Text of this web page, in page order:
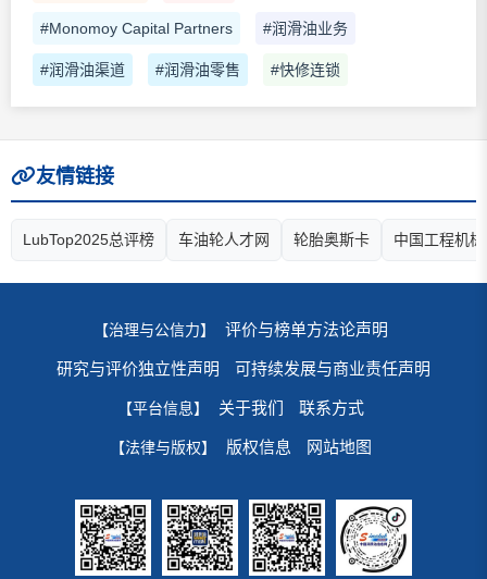
#Monomoy Capital Partners #润滑油业务
#润滑油渠道 #润滑油零售 #快修连锁
友情链接
LubTop2025总评榜 车油轮人才网 轮胎奥斯卡 中国工程机
【治理与公信力】 评价与榜单方法论声明
研究与评价独立性声明 可持续发展与商业责任声明
【平台信息】 关于我们 联系方式
【法律与版权】 版权信息 网站地图